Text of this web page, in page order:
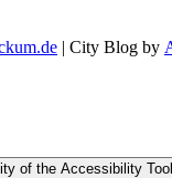
| City Blog by
of the Accessibility